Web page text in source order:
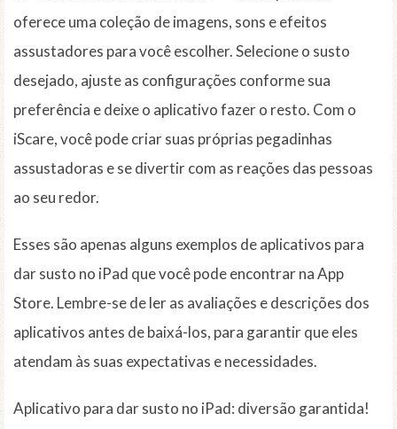
oferece uma coleção de imagens, sons e efeitos
assustadores para você escolher. Selecione o susto
desejado, ajuste as configurações conforme sua
preferência e deixe o aplicativo fazer o resto. Com o
iScare, você pode criar suas próprias pegadinhas
assustadoras e se divertir com as reações das pessoas
ao seu redor.
Esses são apenas alguns exemplos de aplicativos para
dar susto no iPad que você pode encontrar na App
Store. Lembre-se de ler as avaliações e descrições dos
aplicativos antes de baixá-los, para garantir que eles
atendam às suas expectativas e necessidades.
Aplicativo para dar susto no iPad: diversão garantida!